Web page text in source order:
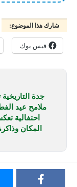
شارك هذا الموضوع:
فيس بوك
جدة
ملامح عيد
احتفالية
المكان